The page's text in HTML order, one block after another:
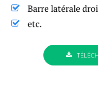
Barre latérale
etc.